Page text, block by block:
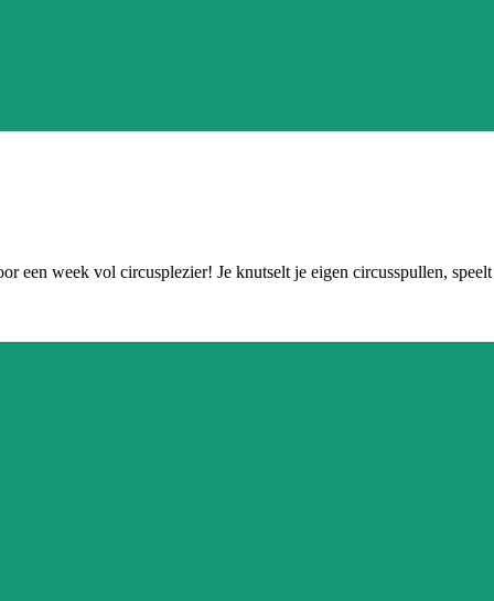
een week vol circusplezier! Je knutselt je eigen circusspullen,